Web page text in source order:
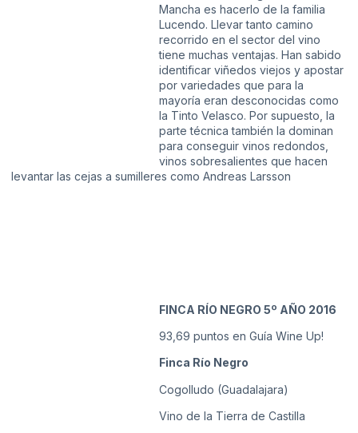
Mancha es hacerlo de la familia
Lucendo. Llevar tanto camino
recorrido en el sector del vino
tiene muchas ventajas. Han sabido
identificar viñedos viejos y apostar
por variedades que para la
mayoría eran desconocidas como
la Tinto Velasco. Por supuesto, la
parte técnica también la dominan
para conseguir vinos redondos,
vinos sobresalientes que hacen
levantar las cejas a sumilleres como Andreas Larsson
FINCA RÍO NEGRO 5º AÑO 2016
93,69 puntos en Guía Wine Up!
Finca Río Negro
Cogolludo (Guadalajara)
Vino de la Tierra de Castilla